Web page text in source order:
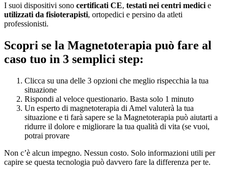
I suoi dispositivi sono certificati CE, testati nei centri medici e
utilizzati da fisioterapisti, ortopedici e persino da atleti
professionisti.
Scopri se la Magnetoterapia può fare al
caso tuo in 3 semplici step:
Clicca su una delle 3 opzioni che meglio rispecchia la tua
situazione
Rispondi al veloce questionario. Basta solo 1 minuto
Un esperto di magnetoterapia di Amel valuterà la tua
situazione e ti farà sapere se la Magnetoterapia può aiutarti a
ridurre il dolore e migliorare la tua qualità di vita (se vuoi,
potrai provare
Non c’è alcun impegno. Nessun costo. Solo informazioni utili per
capire se questa tecnologia può davvero fare la differenza per te.